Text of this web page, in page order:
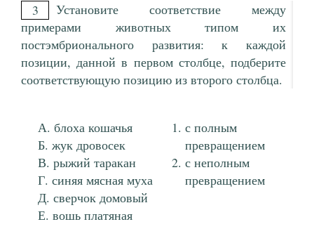
3
Установите соответствие между
примерами животных типом их
постэмбрионального развития: к каждой
позиции, данной в первом столбце, подберите
соответствующую позицию из второго столбца.
блоха кошачья
жук дровосек
рыжий таракан
синяя мясная муха
сверчок домовый
вошь платяная
с полным
превращением
с неполным
превращением